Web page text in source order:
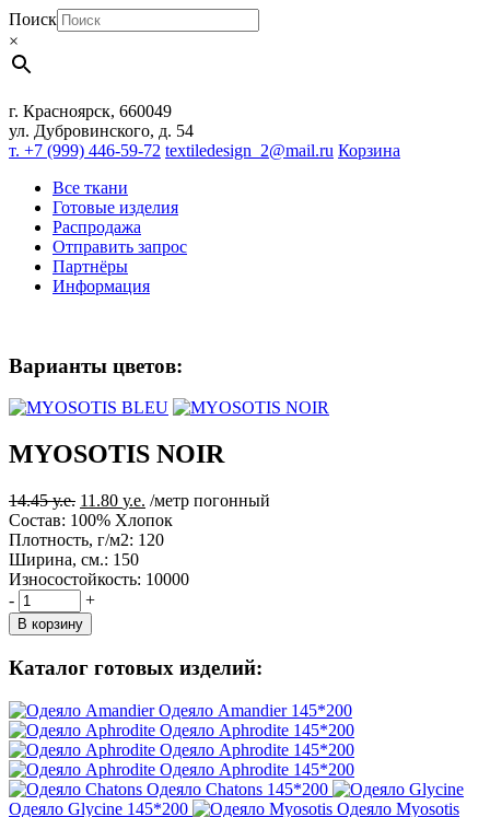
Поиск
×
г. Красноярск, 660049
ул. Дубровинского, д. 54
т. +7 (999) 446-59-72 textiledesign_2@mail.ru Корзина
Все ткани
Готовые изделия
Распродажа
Отправить запрос
Партнёры
Информация
Варианты цветов:
MYOSOTIS NOIR
14.45у.е. Первоначальная
цена
составляла
14.45 у.е..
11.80 у.е. Текущая
цена:
11.80 у.е..
/метр погонный
Состав: 100% Хлопок
Плотность, г/м2: 120
Ширина, см.: 150
Износостойкость: 10000
-
+
В корзину
Каталог готовых изделий:
Одеяло Amandier 145*200
Одеяло Aphrodite 145*200
Одеяло Aphrodite 145*200
Одеяло Aphrodite 145*200
Одеяло Chatons 145*200
Одеяло Glycine 145*200
Одеяло Myosotis